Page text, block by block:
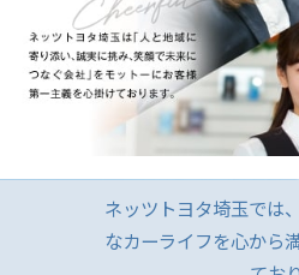
カローラ クロスを一部改良
カローラ クロスを一部改良するとともに、特別
仕様車Z“Adventure”を設定しました。
旬な話題やお得な情報をお届けする「Netz
ama Park」vol.170/2026.7月号配信！会員
定のお得なページもありますので、ぜひ会員登
録もお願いいたします。
ネッツトヨタ埼玉では
なカーライフを心から